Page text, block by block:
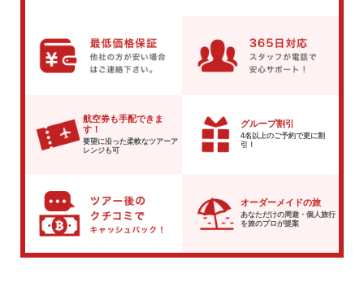
航空券も手配できま
す！
要望に沿った柔軟なツアーア
レンジも可
グループ割引
4名以上のご予約で更に割
引！
オーダーメイドの旅
あなただけの周遊・個人旅行
を旅のプロが提案